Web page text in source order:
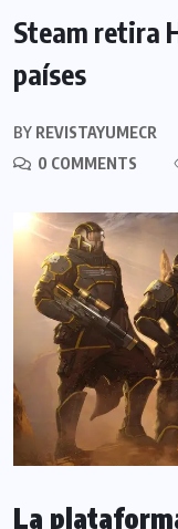
Steam retira
países
BY REVISTAYUMECR
0 COMMENTS
La